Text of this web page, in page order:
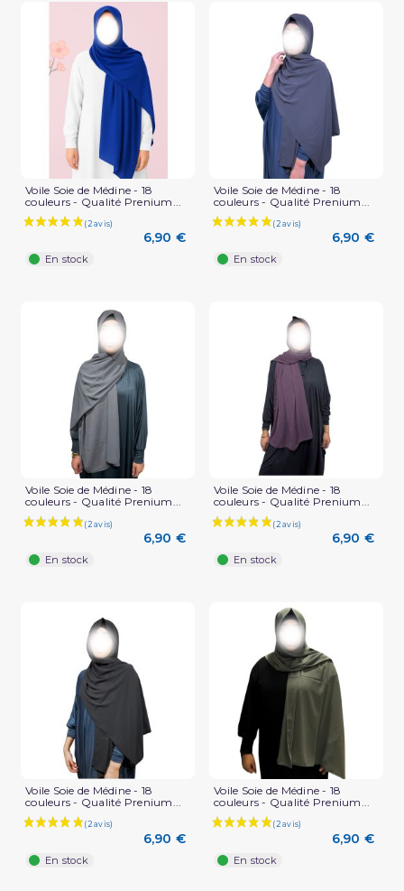
(1 avis)
Voile Soie de Médine - 18
couleurs - Qualité Prenium...
6,90 €
En stock
Voile Soie de Médine - 18
couleurs - Qualité Prenium...
6,90 €
En stock
Voile Soie de Médine - 18
couleurs - Qualité Prenium...
6,90 €
En stock
Voile Soie de Médine - 18
couleurs - Qualité Prenium...
6,90 €
En stock
Voile Soie de Médine - 18
couleurs - Qualité Prenium...
6,90 €
En stock
Voile Soie de Médine - 18
couleurs - Qualité Prenium...
6,90 €
En stock